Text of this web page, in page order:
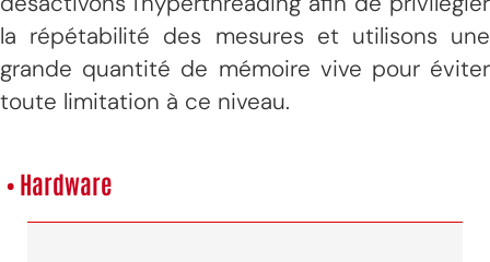
la répétabilité des mesures et utilisons une
grande quantité de mémoire vive pour éviter
toute limitation à ce niveau.
• Hardware